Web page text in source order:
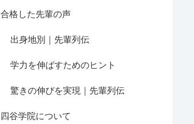
合格した先輩の声
出身地別｜先輩列伝
学力を伸ばすためのヒント
驚きの伸びを実現｜先輩列伝
四谷学院について